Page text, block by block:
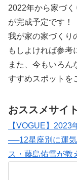
2022年から家づ
が完成予定です！
我が家の家づくり
もしよければ参考
また、今もいろん
すすめスポットを
おススメサイト
【VOGUE】2023
──12星座別に運
ス・藤島佑雪が教